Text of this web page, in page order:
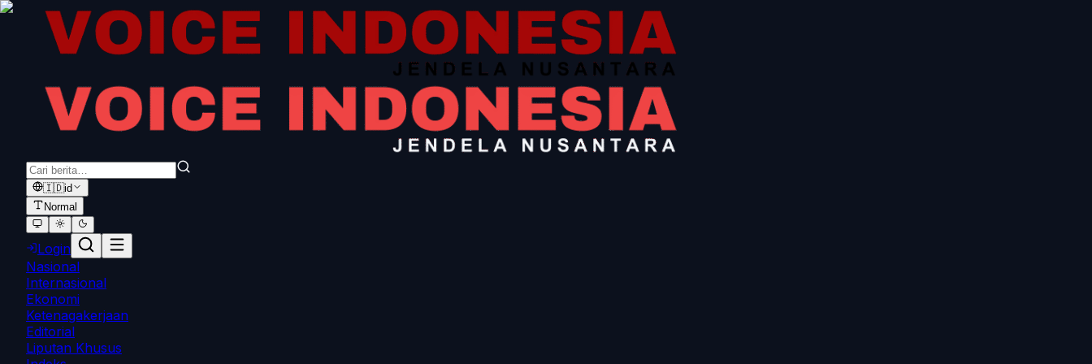
🇮🇩id
Normal
Login
Nasional
Internasional
Ekonomi
Ketenagakerjaan
Editorial
Liputan Khusus